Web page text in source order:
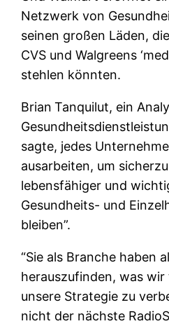
Netzwerk von
seinen großen Läden,
CVS und Walgreens
stehlen könnten.
Brian Tanquilut, ein
sagte, jedes
ausarbeiten, um
lebensfähiger und
Gesundheits- und
bleiben”.
“Sie als Branche haben
herauszufinden, was wir
unsere Strategie zu
nicht der nächste